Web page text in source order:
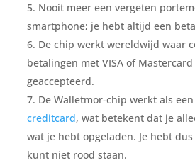
Nooit meer een vergeten
smartphone; je hebt altijd een
De chip werkt wereldwijd waar
betalingen met VISA of
geaccepteerd.
De Walletmor-chip werkt als een
creditcard, wat betekent dat je
wat je hebt opgeladen. Je hebt
kunt niet rood staan.